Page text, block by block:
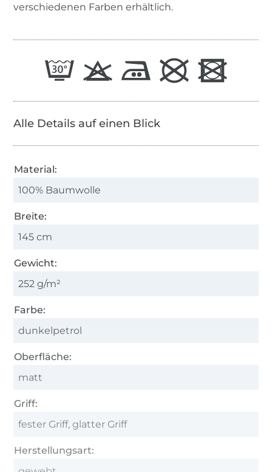
verschiedenen Farben erhältlich.
Alle Details auf einen Blick
Material:
100% Baumwolle
Breite:
145 cm
Gewicht:
252 g/m²
Farbe:
dunkelpetrol
Oberfläche:
matt
Griff:
fester Griff, glatter Griff
Herstellungsart: